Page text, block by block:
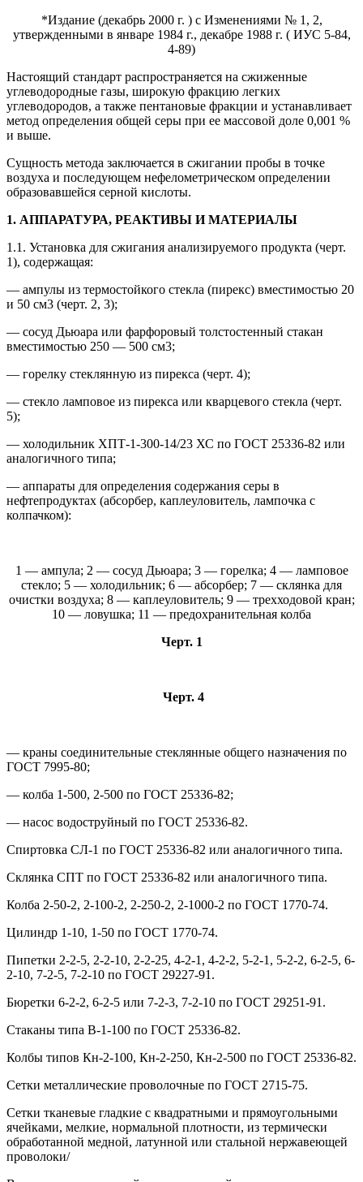
*Издание (декабрь 2000 г. ) с Изменениями № 1, 2,
утвержденными в январе 1984 г., декабре 1988 г. ( ИУС 5-84,
4-89)
Настоящий стандарт распространяется на сжиженные
углеводородные газы, широкую фракцию легких
углеводородов, а также пентановые фракции и устанавливает
метод определения общей серы при ее массовой доле 0,001 %
и выше.
Сущность метода заключается в сжигании пробы в точке
воздуха и последующем нефелометрическом определении
образовавшейся серной кислоты.
1. АППАРАТУРА, РЕАКТИВЫ И МАТЕРИАЛЫ
1.1. Установка для сжигания анализируемого продукта (черт.
1), содержащая:
— ампулы из термостойкого стекла (пирекс) вместимостью 20
и 50 см3 (черт. 2, 3);
— сосуд Дьюара или фарфоровый толстостенный стакан
вместимостью 250 — 500 см3;
— горелку стеклянную из пирекса (черт. 4);
— стекло ламповое из пирекса или кварцевого стекла (черт.
5);
— холодильник ХПТ-1-300-14/23 ХС по ГОСТ 25336-82 или
аналогичного типа;
— аппараты для определения содержания серы в
нефтепродуктах (абсорбер, каплеуловитель, лампочка с
колпачком):
1 — ампула; 2 — сосуд Дьюара; 3 — горелка; 4 — ламповое
стекло; 5 — холодильник; 6 — абсорбер; 7 — склянка для
очистки воздуха; 8 — каплеуловитель; 9 — трехходовой кран;
10 — ловушка; 11 — предохранительная колба
Черт. 1
Черт. 4
— краны соединительные стеклянные общего назначения по
ГОСТ 7995-80;
— колба 1-500, 2-500 по ГОСТ 25336-82;
— насос водоструйный по ГОСТ 25336-82.
Спиртовка СЛ-1 по ГОСТ 25336-82 или аналогичного типа.
Склянка СПТ по ГОСТ 25336-82 или аналогичного типа.
Колба 2-50-2, 2-100-2, 2-250-2, 2-1000-2 по ГОСТ 1770-74.
Цилиндр 1-10, 1-50 по ГОСТ 1770-74.
Пипетки 2-2-5, 2-2-10, 2-2-25, 4-2-1, 4-2-2, 5-2-1, 5-2-2, 6-2-5, 6-
2-10, 7-2-5, 7-2-10 по ГОСТ 29227-91.
Бюретки 6-2-2, 6-2-5 или 7-2-3, 7-2-10 по ГОСТ 29251-91.
Стаканы типа В-1-100 по ГОСТ 25336-82.
Колбы типов Кн-2-100, Кн-2-250, Кн-2-500 по ГОСТ 25336-82.
Сетки металлические проволочные по ГОСТ 2715-75.
Сетки тканевые гладкие с квадратными и прямоугольными
ячейками, мелкие, нормальной плотности, из термически
обработанной медной, латунной или стальной нержавеющей
проволоки/